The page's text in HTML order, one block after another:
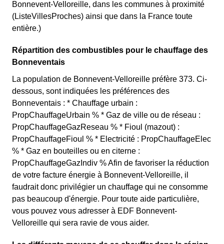
Bonnevent-Velloreille, dans les communes à proximité
(ListeVillesProches) ainsi que dans la France toute
entière.)
Répartition des combustibles pour le chauffage des
Bonneventais
La population de Bonnevent-Velloreille préfère 373. Ci-
dessous, sont indiquées les préférences des
Bonneventais : * Chauffage urbain :
PropChauffageUrbain % * Gaz de ville ou de réseau :
PropChauffageGazReseau % * Fioul (mazout) :
PropChauffageFioul % * Electricité : PropChauffageElec
% * Gaz en bouteilles ou en citerne :
PropChauffageGazIndiv % Afin de favoriser la réduction
de votre facture énergie à Bonnevent-Velloreille, il
faudrait donc privilégier un chauffage qui ne consomme
pas beaucoup d'énergie. Pour toute aide particulière,
vous pouvez vous adresser à EDF Bonnevent-
Velloreille qui sera ravie de vous aider.